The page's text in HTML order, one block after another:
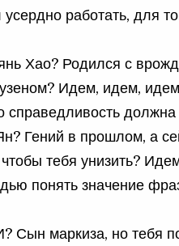
работать, для
Хао? Родился с
Идем, идем,
справедливость
Гений в прошлом, а
чтобы тебя унизить?
понять значение
Сын маркиза, но тебя